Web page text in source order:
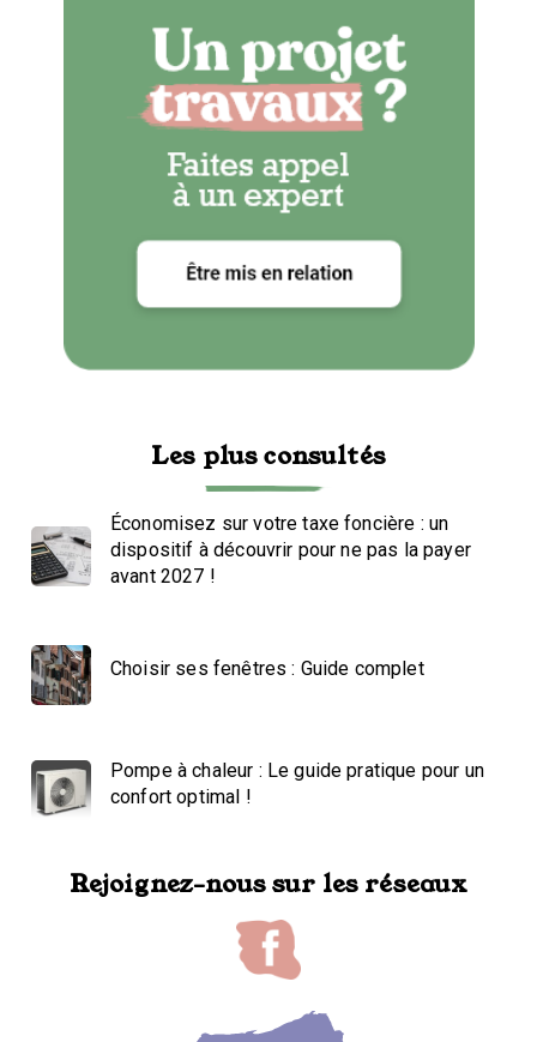
Les plus consultés
Économisez sur votre taxe foncière : un
dispositif à découvrir pour ne pas la payer
avant 2027 !
Choisir ses fenêtres : Guide complet
Pompe à chaleur : Le guide pratique pour un
confort optimal !
Rejoignez-nous sur les réseaux